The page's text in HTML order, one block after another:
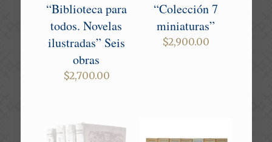
“Biblioteca para
todos. Novelas
ilustradas” Seis
obras
$2,700.00
“Colección 7
miniaturas”
$2,900.00